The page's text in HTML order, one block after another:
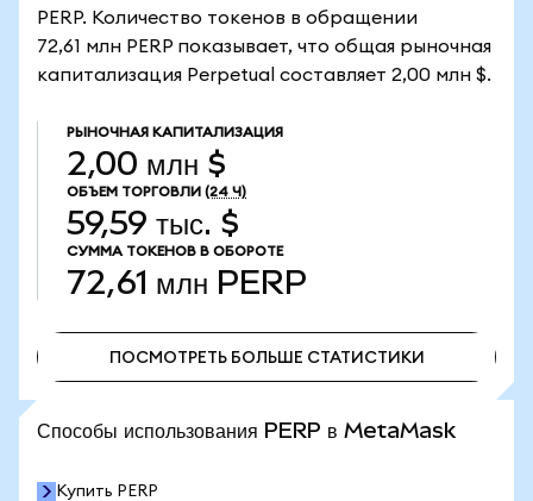
PERP. Количество токенов в обращении
72,61 млн PERP показывает, что общая рыночная
капитализация Perpetual составляет 2,00 млн $.
РЫНОЧНАЯ КАПИТАЛИЗАЦИЯ
2,00 млн $
ОБЪЕМ ТОРГОВЛИ (24 Ч)
59,59 тыс. $
СУММА ТОКЕНОВ В ОБОРОТЕ
72,61 млн PERP
ПОСМОТРЕТЬ БОЛЬШЕ СТАТИСТИКИ
Способы использования PERP в MetaMask
Купить PERP